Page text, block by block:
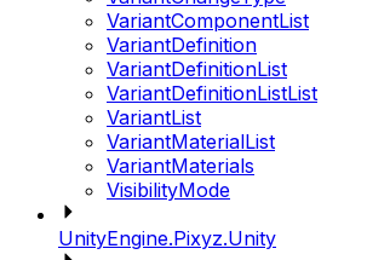
VariantComponentList
VariantDefinition
VariantDefinitionList
VariantDefinitionListList
VariantList
VariantMaterialList
VariantMaterials
VisibilityMode
UnityEngine.Pixyz.Unity